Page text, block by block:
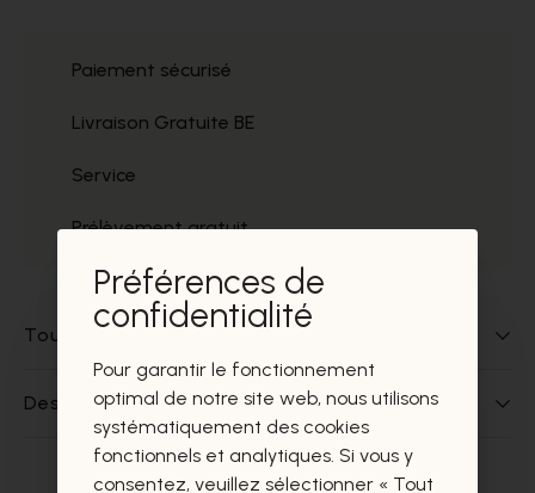
Paiement sécurisé
Livraison Gratuite BE
Service
Prélèvement gratuit
Tout sur ce produit
Des questions sur ce produit?
Préférences de
confidentialité
Pour garantir le fonctionnement
optimal de notre site web, nous utilisons
systématiquement des cookies
fonctionnels et analytiques. Si vous y
consentez, veuillez sélectionner « Tout